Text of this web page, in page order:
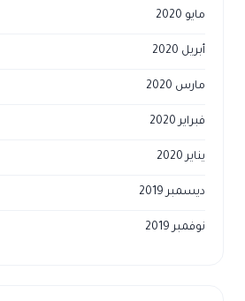
مايو 2020
أبريل 2020
مارس 2020
فبراير 2020
يناير 2020
ديسمبر 2019
نوفمبر 2019